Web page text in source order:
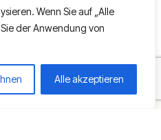
Wenn Sie auf „Alle
der Anwendung von
Alle akzeptieren